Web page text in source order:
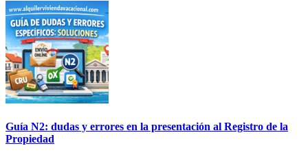
Guía N2: dudas y errores en la presentación al Registro de la
Propiedad